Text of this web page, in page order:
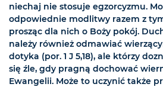
niechaj nie stosuje egzorcyzmu.
odpowiednie modlitwy razem z
prosząc dla nich o Boży pokój.
należy również odmawiać
dotyka (por. 1 J 5,18), ale którzy
się źle, gdy pragną dochować
Ewangelii. Może to uczynić także